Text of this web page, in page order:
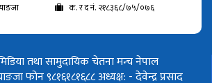
क. र द नं. २१८३६८/७५/०७६
तथा सामुदायिक चेतना मन्च नेपाल
फोन ९८१६१८१६८८अध्यक्ष: - देवेन्द्र प्रसाद